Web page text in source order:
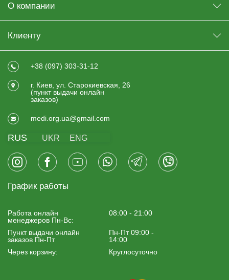
О компании
Клиенту
+38 (097) 303-31-12
г. Киев, ул. Старокиевская, 26
(пункт выдачи онлайн
заказов)
medi.org.ua@gmail.com
RUS UKR ENG
График работы
Работа онлайн
менеджеров Пн-Вс:
08:00 - 21:00
Пункт выдачи онлайн
заказов Пн-Пт
Пн-Пт 09:00 -
14:00
Через корзину:
Круглосуточно